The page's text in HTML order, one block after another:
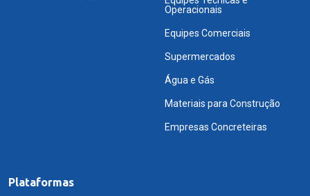
Operacionais
Equipes Comerciais
Supermercados
Água e Gás
Materiais para Construção
Empresas Concreteiras
Plataformas